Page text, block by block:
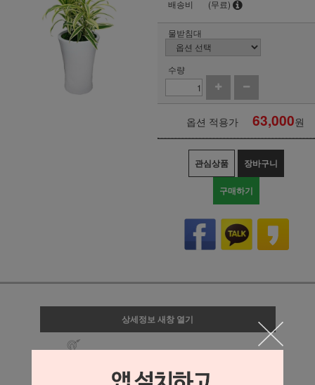
배송비
(무료)
물받침대
수량
옵션 적용가 63,000원
관심상품 장바구니
구매하기
상세정보 새창 열기